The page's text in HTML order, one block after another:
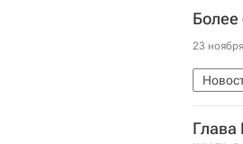
Более
23
Глава